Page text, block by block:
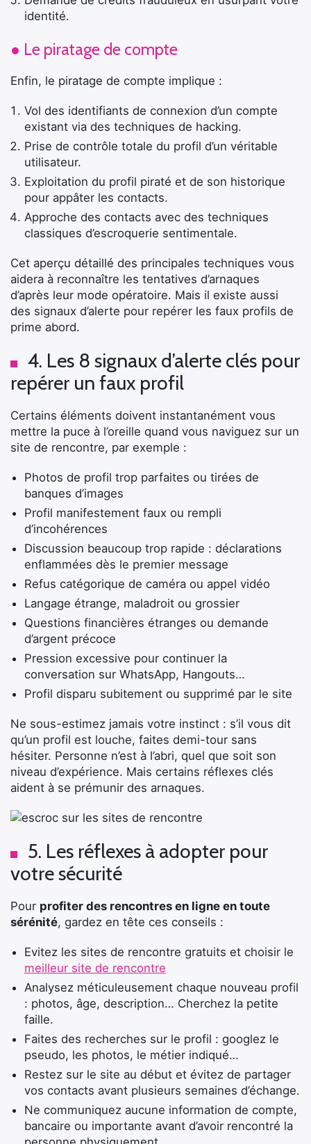
identité.
● Le piratage de compte
Enfin, le piratage de compte implique :
Vol des identifiants de connexion d’un compte
existant via des techniques de hacking.
Prise de contrôle totale du profil d’un véritable
utilisateur.
Exploitation du profil piraté et de son historique
pour appâter les contacts.
Approche des contacts avec des techniques
classiques d’escroquerie sentimentale.
Cet aperçu détaillé des principales techniques vous
aidera à reconnaître les tentatives d’arnaques
d’après leur mode opératoire. Mais il existe aussi
des signaux d’alerte pour repérer les faux profils de
prime abord.
4. Les 8 signaux d’alerte clés pour
repérer un faux profil
Certains éléments doivent instantanément vous
mettre la puce à l’oreille quand vous naviguez sur un
site de rencontre, par exemple :
Photos de profil trop parfaites ou tirées de
banques d’images
Profil manifestement faux ou rempli
d’incohérences
Discussion beaucoup trop rapide : déclarations
enflammées dès le premier message
Refus catégorique de caméra ou appel vidéo
Langage étrange, maladroit ou grossier
Questions financières étranges ou demande
d’argent précoce
Pression excessive pour continuer la
conversation sur WhatsApp, Hangouts…
Profil disparu subitement ou supprimé par le site
Ne sous-estimez jamais votre instinct : s’il vous dit
qu’un profil est louche, faites demi-tour sans
hésiter. Personne n’est à l’abri, quel que soit son
niveau d’expérience. Mais certains réflexes clés
aident à se prémunir des arnaques.
5. Les réflexes à adopter pour
votre sécurité
Pour profiter des rencontres en ligne en toute
sérénité, gardez en tête ces conseils :
Evitez les sites de rencontre gratuits et choisir le
meilleur site de rencontre
Analysez méticuleusement chaque nouveau profil
: photos, âge, description… Cherchez la petite
faille.
Faites des recherches sur le profil : googlez le
pseudo, les photos, le métier indiqué…
Restez sur le site au début et évitez de partager
vos contacts avant plusieurs semaines d’échange.
Ne communiquez aucune information de compte,
bancaire ou importante avant d’avoir rencontré la
Rechercher
: